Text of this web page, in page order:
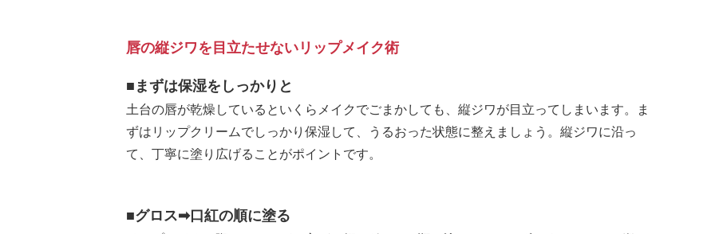
唇の縦ジワを目立たせないリップメイク術
■まずは保湿をしっかりと
土台の唇が乾燥しているといくらメイクでごまかしても、縦ジワが目立ってしまいます。ま
ずはリップクリームでしっかり保湿して、うるおった状態に整えましょう。縦ジワに沿っ
て、丁寧に塗り広げることがポイントです。
■グロス➡口紅の順に塗る